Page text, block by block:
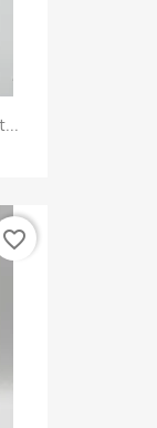
favorite_border